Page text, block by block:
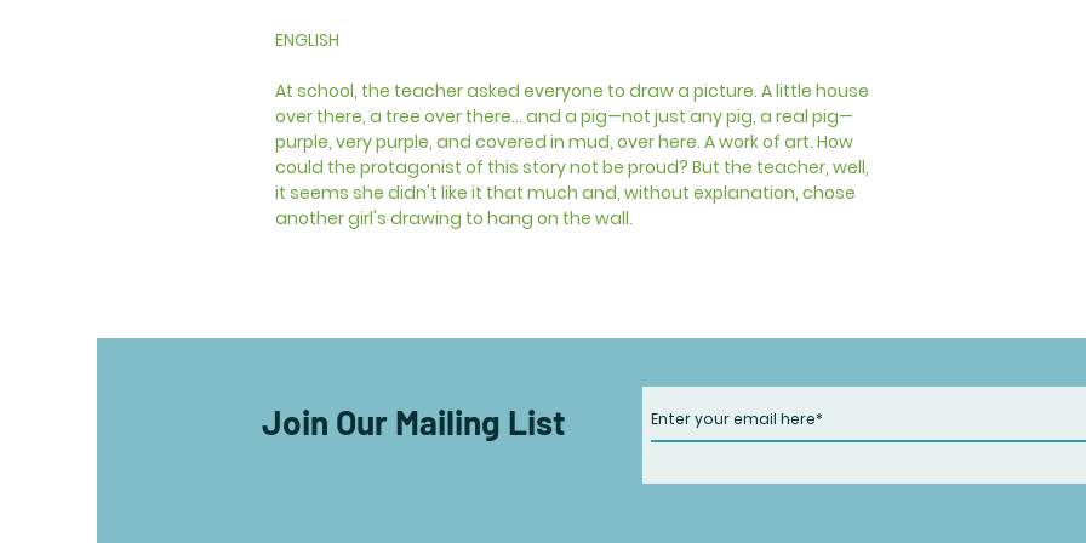
ENGLISH
At school, the teacher asked everyone to draw a picture. A little house
over there, a tree over there... and a pig—not just any pig, a real pig—
purple, very purple, and covered in mud, over here. A work of art. How
could the protagonist of this story not be proud? But the teacher, well,
it seems she didn't like it that much and, without explanation, chose
another girl's drawing to hang on the wall.
Join Our Mailing List